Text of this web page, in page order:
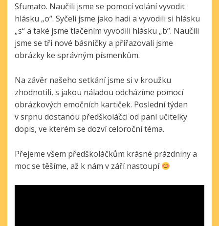
Sfumato. Naučili jsme se pomocí volání vyvodit
hlásku „o“. Syčeli jsme jako hadi a vyvodili si hlásku
„s“ a také jsme tlačením vyvodili hlásku „b“. Naučili
jsme se tři nové básničky a přiřazovali jsme
obrázky ke správným písmenkům.
Na závěr našeho setkání jsme si v kroužku
zhodnotili, s jakou náladou odcházíme pomocí
obrázkových emočních kartiček. Poslední týden
v srpnu dostanou předškoláčci od paní učitelky
dopis, ve kterém se dozví celoroční téma.
Přejeme všem předškoláčkům krásné prázdniny a
moc se těšíme, až k nám v září nastoupí